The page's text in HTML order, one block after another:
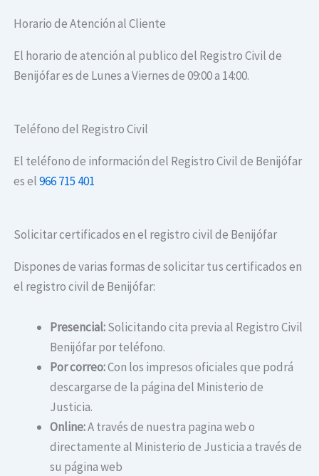
Horario de Atención al Cliente
El horario de atención al publico del Registro Civil de
Benijófar es de Lunes a Viernes de 09:00 a 14:00.
Teléfono del Registro Civil
El teléfono de información del Registro Civil de Benijófar
es el966 715 401
Solicitar certificados en el registro civil de Benijófar
Dispones de varias formas de solicitar tus certificados en
el registro civil de Benijófar:
Presencial:Solicitando cita previa al Registro Civil
Benijófar por teléfono.
Por correo:Con los impresos oficiales que podrá
descargarse de la página del Ministerio de
Justicia.
Online:A través de nuestra pagina web o
directamente al Ministerio de Justicia a través de
su página web